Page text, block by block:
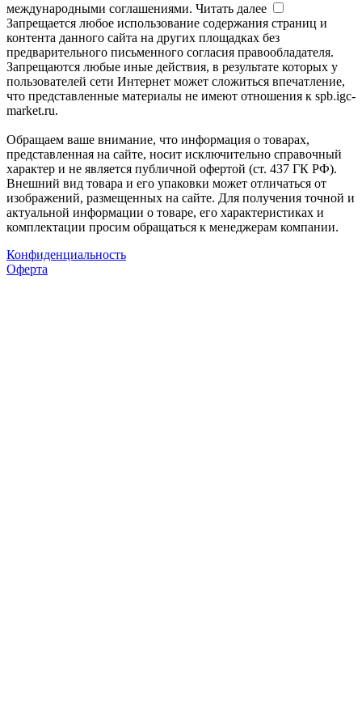
международными соглашениями. Читать далее
Запрещается любое использование содержания страниц и
контента данного сайта на других площадках без
предварительного письменного согласия правообладателя.
Запрещаются любые иные действия, в результате которых у
пользователей сети Интернет может сложиться впечатление,
что представленные материалы не имеют отношения к spb.igc-
market.ru.
Обращаем ваше внимание, что информация о товарах,
представленная на сайте, носит исключительно справочный
характер и не является публичной офертой (ст. 437 ГК РФ).
Внешний вид товара и его упаковки может отличаться от
изображений, размещенных на сайте. Для получения точной и
актуальной информации о товаре, его характеристиках и
комплектации просим обращаться к менеджерам компании.
Конфиденциальность
Оферта